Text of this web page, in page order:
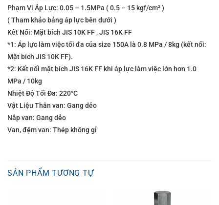
Phạm Vi Áp Lực: 0.05 – 1.5MPa ( 0.5 – 15 kgf/cm² )
( Tham khảo bảng áp lực bên dưới )
Kết Nối: Mặt bích JIS 10K FF , JIS 16K FF
*1: Áp lực làm việc tối đa của size 150A là 0.8 MPa / 8kg (kết nối:
Mặt bích JIS 10K FF).
*2: Kết nối mặt bích JIS 16K FF khi áp lực làm việc lớn hơn 1.0
MPa / 10kg
Nhiệt Độ Tối Đa: 220°C
Vật Liệu Thân van: Gang dẻo
Nắp van: Gang dẻo
Van, đệm van: Thép không gỉ
SẢN PHẨM TƯƠNG TỰ